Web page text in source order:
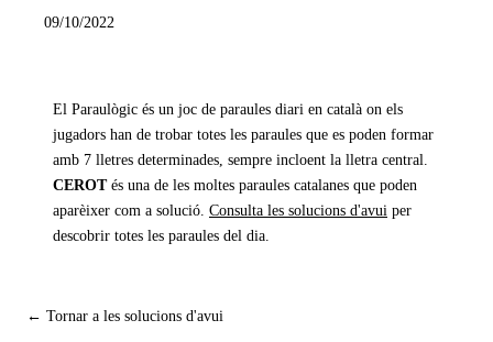
09/10/2022
El Paraulògic és un joc de paraules diari en català on els
jugadors han de trobar totes les paraules que es poden formar
amb 7 lletres determinades, sempre incloent la lletra central.
CEROTés una de les moltes paraules catalanes que poden
aparèixer com a solució. Consulta les solucions d'avui per
descobrir totes les paraules del dia.
← Tornar a les solucions d'avui